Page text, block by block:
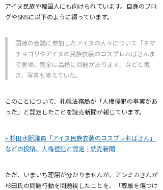
アイヌ民族や韓国人にも向けられています。自身のブロ
グやSNSに以下のように綴っています。
国連の会議に参加したアイヌの人々について「チマ
チョゴリやアイヌの民族衣装のコスプレおばさんま
で登場。完全に品格に問題があります」などと書
き、写真も添えていた。
このことについて、札幌法務局が「人権侵犯の事実があ
った」と認定したことを読売新聞が報じています。
» 杉田水脈議員「アイヌ民族衣装のコスプレおばさん」
などの投稿、人権侵犯と認定｜読売新聞
ただ、いまいち理屈が分かりませんが、アンミカさんが
杉田氏の問題行動を問題視したことを、「尊厳を傷つけ